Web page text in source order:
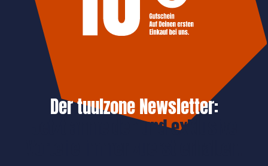
Der tuulzone Newsletter:
Jetzt anmelden und exklusive